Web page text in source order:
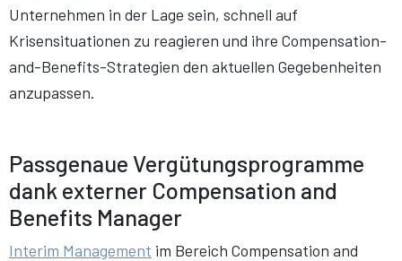
Unternehmen in der Lage sein, schnell auf
Krisensituationen zu reagieren und ihre Compensation-
and-Benefits-Strategien den aktuellen Gegebenheiten
anzupassen.
Passgenaue Vergütungsprogramme
dank externer Compensation and
Benefits Manager
Interim Management im Bereich Compensation and